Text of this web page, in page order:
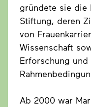
gründete sie die
Stiftung, deren
von
Wissenschaft
Erforschung
Ab 2000 war